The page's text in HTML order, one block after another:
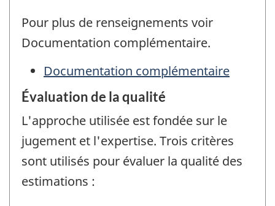
Pour plus de renseignements voir
Documentation complémentaire.
Documentation complémentaire
Évaluation de la qualité
L'approche utilisée est fondée sur le
jugement et l'expertise. Trois critères
sont utilisés pour évaluer la qualité des
estimations :